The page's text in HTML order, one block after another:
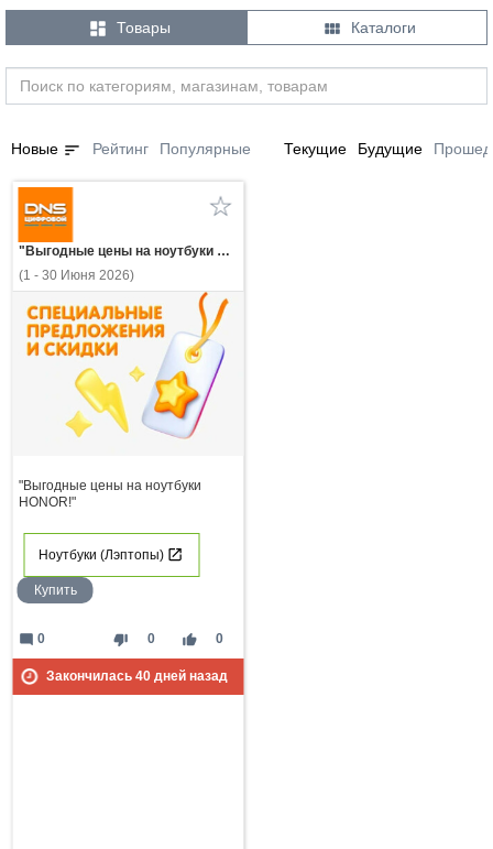
 Товары  Каталоги
Новые sort Рейтинг Популярные Текущие Будущие
"Выгодные цены на ноутбуки HONOR!"
(1 - 30 Июня 2026)
"Выгодные цены на ноутбуки
HONOR!"
Ноутбуки (Лэптопы)
Купить
thumb_down 0 thumb_up 0
mode_comment 0
Закончилась 40дней назад